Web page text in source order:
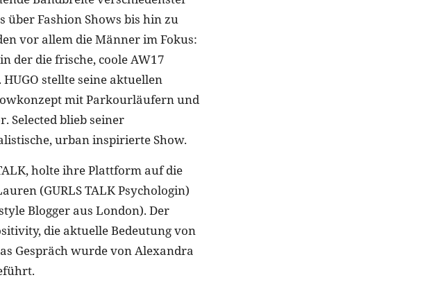
über Fashion Shows bis hin zu
vor allem die Männer im Fokus:
der die frische, coole AW17
stellte seine aktuellen
mit Parkourläufern und
Selected blieb seiner
urban inspirierte Show.
holte ihre Plattform auf die
(GURLS TALK Psychologin)
Blogger aus London). Der
die aktuelle Bedeutung von
Gespräch wurde von Alexandra